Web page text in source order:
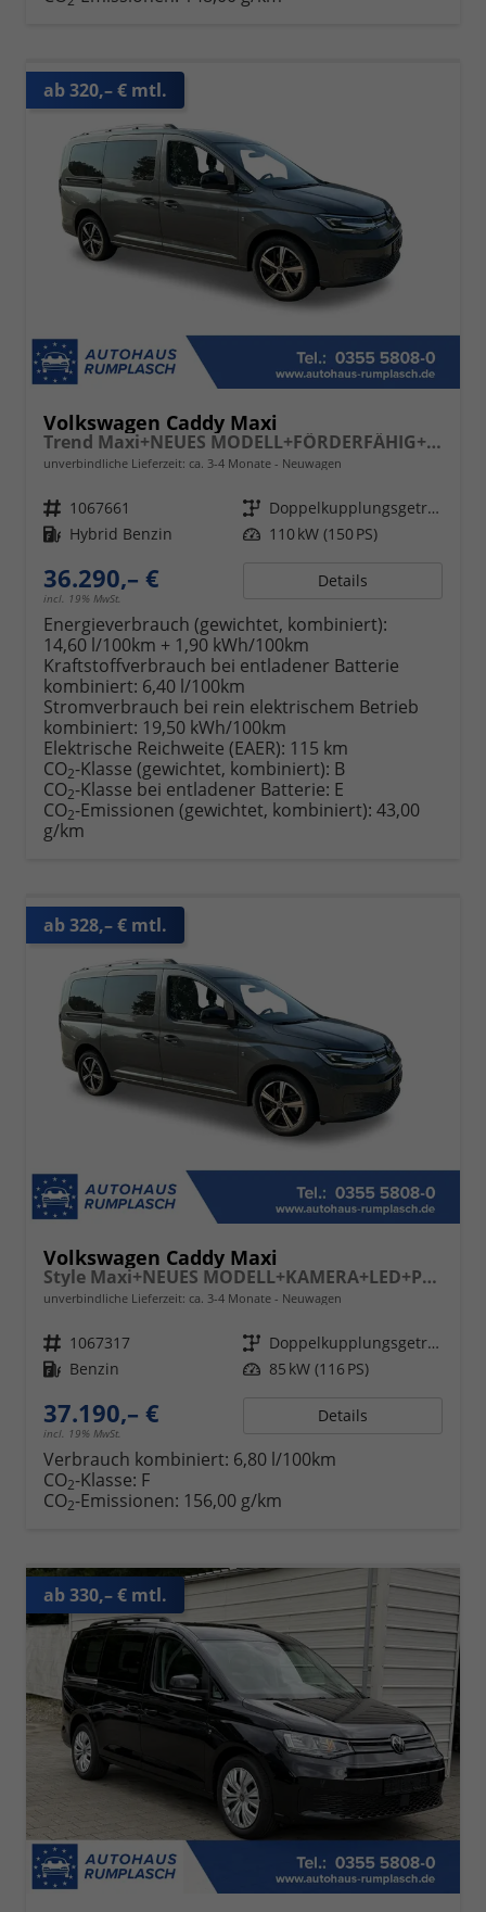
ab 320,– € mtl.
Volkswagen Caddy Maxi
Trend Maxi+NEUES MODELL+FÖRDERFÄHIG+PDC+ACC+LANE ASSIST
unverbindliche Lieferzeit: ca. 3-4 Monate Neuwagen
Fahrzeugnr. 1067661 Getriebe
Doppelkupplungsgetriebe (DSG)
Kraftstoff Hybrid Benzin Leistung 110 kW (150 PS)
36.290,– €
incl. 19% MwSt.
Details
Energieverbrauch (gewichtet, kombiniert):
14,60 l/100km + 1,90 kWh/100km
Kraftstoffverbrauch bei entladener Batterie
kombiniert: 6,40 l/100km
Stromverbrauch bei rein elektrischem Betrieb
kombiniert: 19,50 kWh/100km
Elektrische Reichweite (EAER): 115 km
CO2-Klasse (gewichtet, kombiniert): B
CO2-Klasse bei entladener Batterie: E
CO2-Emissionen (gewichtet, kombiniert): 43,00
g/km
ab 328,– € mtl.
Volkswagen Caddy Maxi
Style Maxi+NEUES MODELL+KAMERA+LED+PDC+SHZ+17LM
unverbindliche Lieferzeit: ca. 3-4 Monate Neuwagen
Fahrzeugnr. 1067317 Getriebe
Doppelkupplungsgetriebe (DSG)
Kraftstoff Benzin Leistung 85 kW (116 PS)
37.190,– €
incl. 19% MwSt.
Details
Verbrauch kombiniert: 6,80 l/100km
CO2-Klasse: F
CO2-Emissionen: 156,00 g/km
ab 330,– € mtl.